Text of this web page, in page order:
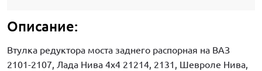
Описание:
Втулка редуктора моста заднего распорная на ВАЗ
2101-2107, Лада Нива 4х4 21214, 2131, Шевроле Нива,